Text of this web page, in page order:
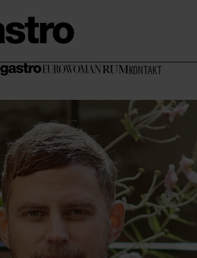
KONTAKT